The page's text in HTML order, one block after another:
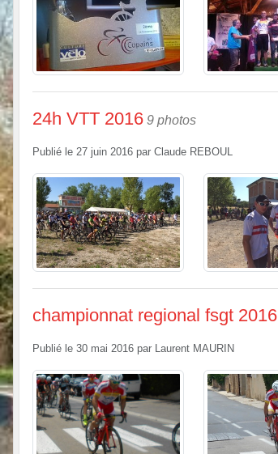
24h VTT 2016 9 photos
Publié le 27 juin 2016 par Claude REBOUL
championnat regional fsgt 2016
Publié le 30 mai 2016 par Laurent MAURIN